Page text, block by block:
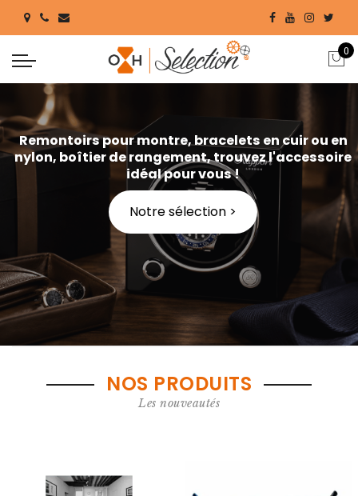
0
Remontoirs pour montre, bracelets en cuir ou en
nylon, boîtier de rangement, trouvez l'accessoire
idéal pour vous !
Notre sélection >
NOS PRODUITS
Les nouveautés